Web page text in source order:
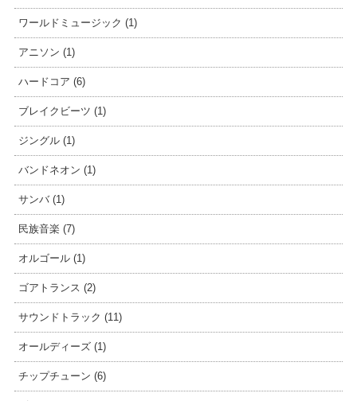
ワールドミュージック (1)
アニソン (1)
ハードコア (6)
ブレイクビーツ (1)
ジングル (1)
バンドネオン (1)
サンバ (1)
民族音楽 (7)
オルゴール (1)
ゴアトランス (2)
サウンドトラック (11)
オールディーズ (1)
チップチューン (6)